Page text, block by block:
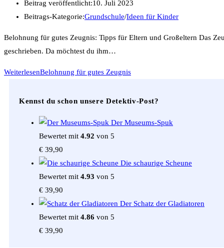
Beitrag veröffentlicht:10. Juli 2023
Beitrags-Kategorie:Grundschule/Ideen für Kinder
Belohnung für gutes Zeugnis: Tipps für Eltern und Großeltern Das
geschrieben. Da möchtest du ihm…
WeiterlesenBelohnung für gutes Zeugnis
Kennst du schon unsere Detektiv-Post?
Der Museums-Spuk
Bewertet mit 4.92 von 5
€ 39,90
Die schaurige Scheune
Bewertet mit 4.93 von 5
€ 39,90
Der Schatz der Gladiatoren
Bewertet mit 4.86 von 5
€ 39,90